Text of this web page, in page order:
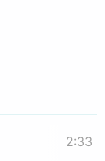
2:33